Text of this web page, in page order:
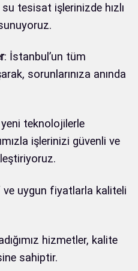
tesisat işlerinizde hızlı
: İstanbul’un tüm
sorunlarınıza anında
teknolojilerle
işlerinizi güvenli ve
uygun fiyatlarla kaliteli
hizmetler, kalite
sahiptir.